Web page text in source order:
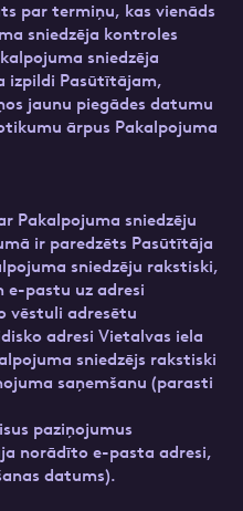
par termiņu, kas vienāds
sniedzēja kontroles
sniedzēja
izpildi Pasūtītājam,
jaunu piegādes datumu
ārpus Pakalpojuma
Pakalpojuma sniedzēju
ir paredzēts Pasūtītāja
sniedzēju rakstiski,
e-pastu uz adresi
vēstuli adresētu
adresi Vietalvas iela
sniedzējs rakstiski
saņemšanu (parasti
paziņojumus
norādīto e-pasta adresi,
datums).